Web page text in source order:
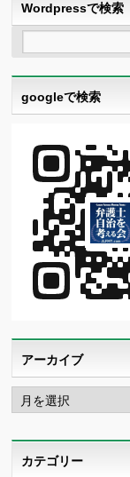
Wordpressで検索
googleで検索
アーカイブ
ア
ー
カ
カテゴリー